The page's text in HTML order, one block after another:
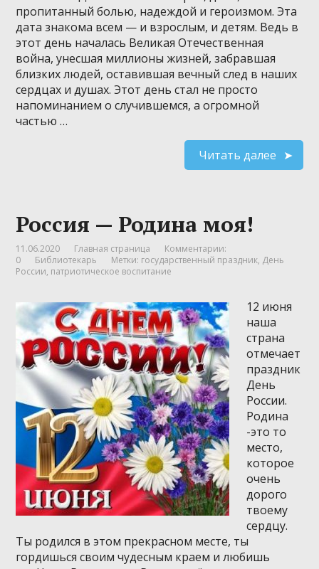
пропитанный болью, надеждой и героизмом. Эта
дата знакома всем — и взрослым, и детям. Ведь в
этот день началась Великая Отечественная
война, унесшая миллионы жизней, забравшая
близких людей, оставившая вечный след в наших
сердцах и душах. Этот день стал не просто
напоминанием о случившемся, а огромной
частью …
Читать далее
Россия — Родина моя!
11.06.2020 Главная страница
Комментарии:
0
Библиотекарь Метки: государственный праздник, День
России, патриотическое воспитание
12 июня
наша
страна
отмечает
праздник
День
России.
Родина
-это то
место,
которое
очень
дорого
твоему
сердцу.
Ты родился в этом прекрасном месте, ты
гордишься своим чудесным краем и любишь